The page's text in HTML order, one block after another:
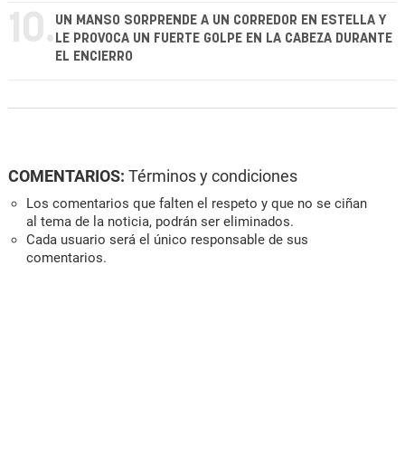
10. UN MANSO SORPRENDE A UN CORREDOR EN ESTELLA Y
LE PROVOCA UN FUERTE GOLPE EN LA CABEZA DURANTE
EL ENCIERRO
COMENTARIOS: Términos y condiciones
Los comentarios que falten el respeto y que no se ciñan
al tema de la noticia, podrán ser eliminados.
Cada usuario será el único responsable de sus
comentarios.